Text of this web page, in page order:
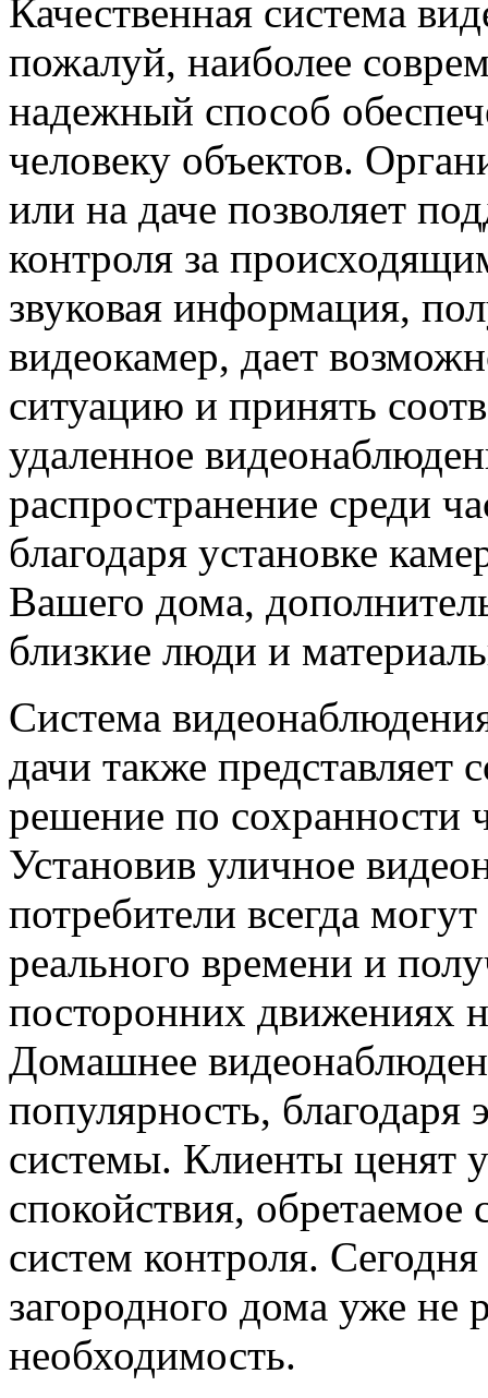
Качественная система
пожалуй, наиболее
надежный способ
человеку объектов.
или на даче позволяет
контроля за
звуковая информация,
видеокамер, дает
ситуацию и принять
удаленное
распространение среди
благодаря установке
Вашего дома,
близкие люди и
Система
дачи также представляет
решение по сохранности
Установив уличное
потребители всегда
реального времени и
посторонних движениях
Домашнее
популярность,
системы. Клиенты ценят
спокойствия,
систем контроля.
загородного дома уже не
необходимость.